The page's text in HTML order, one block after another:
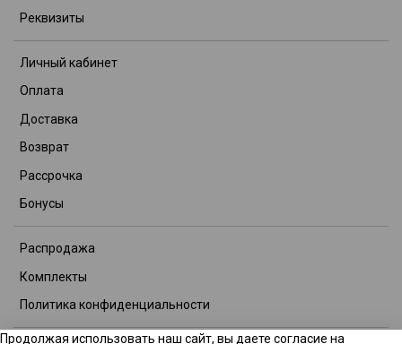
Реквизиты
Личный кабинет
Оплата
Доставка
Возврат
Рассрочка
Бонусы
Распродажа
Комплекты
Политика конфиденциальности
Продолжая использовать наш сайт, вы даете согласие на